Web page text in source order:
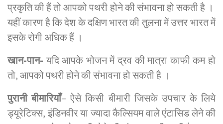
प्रकृति की हैं तो आपको पथरी होने की संभावना हो सकती है ।
यहीं कारण है कि देश के दक्षिण भारत की तुलना में उत्तर भारत में
इसके रोगी अधिक हैं ।
खान-पान- यदि आपके भोजन में द्रव की मात्रा काफी कम हो
तो, आपको पथरी होने की संभावना हो सकती है ।
पुरानी बीमारियाँ– ऐसे किसी बीमारी जिसके उपचार के लिये
ड्यूरेटिक्स, इंडिनवीर या ज्यादा कैल्सियम वाले एंटासिड लेने की